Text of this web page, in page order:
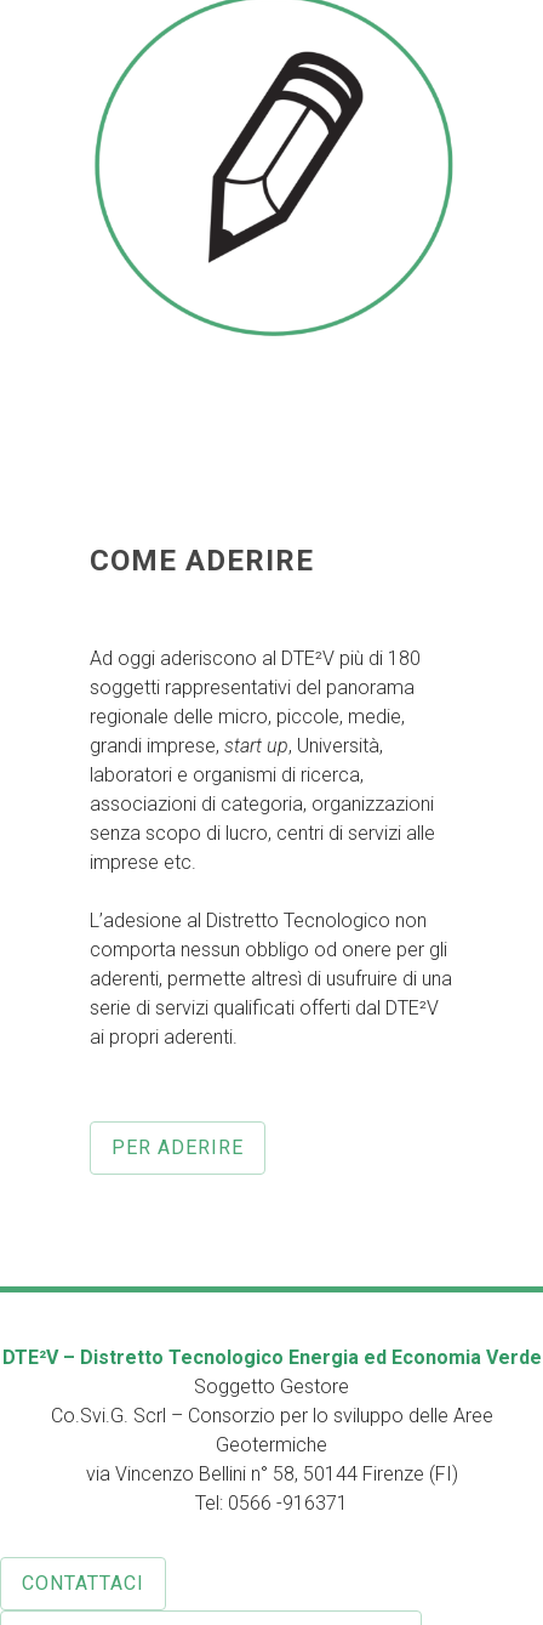
FORMAZIONE
COME ADERIRE
Ad oggi aderiscono al DTE²V più di 180
soggetti rappresentativi del panorama
regionale delle micro, piccole, medie,
grandi imprese, start up, Università,
laboratori e organismi di ricerca,
associazioni di categoria, organizzazioni
senza scopo di lucro, centri di servizi alle
imprese etc.
L’adesione al Distretto Tecnologico non
comporta nessun obbligo od onere per gli
aderenti, permette altresì di usufruire di una
serie di servizi qualificati offerti dal DTE²V
ai propri aderenti.
PER ADERIRE
DTE²V – Distretto Tecnologico Energia ed Economia Verde
Soggetto Gestore
Co.Svi.G. Scrl – Consorzio per lo sviluppo delle Aree
Geotermiche
via Vincenzo Bellini n° 58, 50144 Firenze (FI)
Tel: 0566 -916371
CONTATTACI